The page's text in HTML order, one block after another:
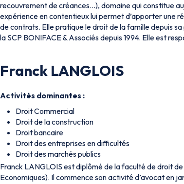
recouvrement de créances…), domaine qui constitue
expérience en contentieux lui permet d’apporter une
de contrats. Elle pratique le droit de la famille depuis
la SCP BONIFACE & Associés depuis 1994. Elle est
Franck LANGLOIS
Activités dominantes :
Droit Commercial
Droit de la construction
Droit bancaire
Droit des entreprises en difficultés
Droit des marchés publics
Franck LANGLOIS est diplômé de la faculté de droit
Economiques). Il commence son activité d’avocat en